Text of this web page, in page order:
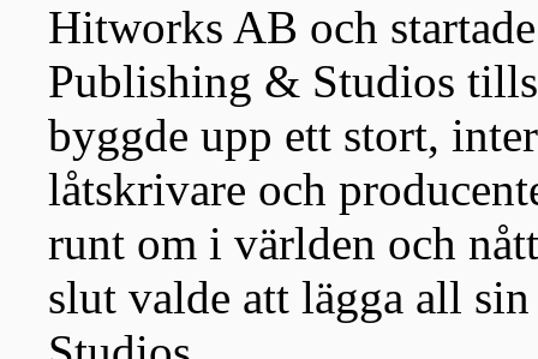
Hitworks AB och
Publishing & Studios
byggde upp ett stort,
låtskrivare och
runt om i världen och
slut valde att lägga all